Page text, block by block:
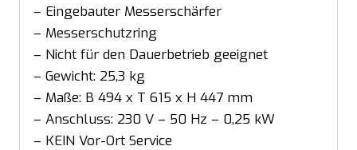
– Eingebauter Messerschärfer
– Messerschutzring
– Nicht für den Dauerbetrieb geeignet
– Gewicht: 25,3 kg
– Maße: B 494 x T 615 x H 447 mm
– Anschluss: 230 V – 50 Hz – 0,25 kW
– KEIN Vor-Ort Service